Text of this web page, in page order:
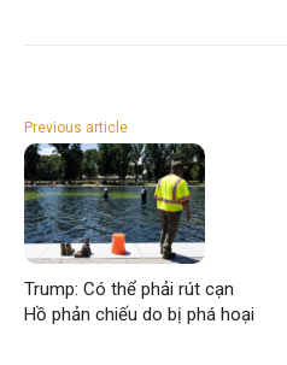
Previous article
Trump: Có thể phải rút cạn
Hồ phản chiếu do bị phá hoại